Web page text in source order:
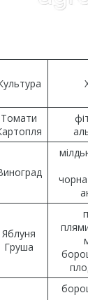
Томати
Яблуня
Груша